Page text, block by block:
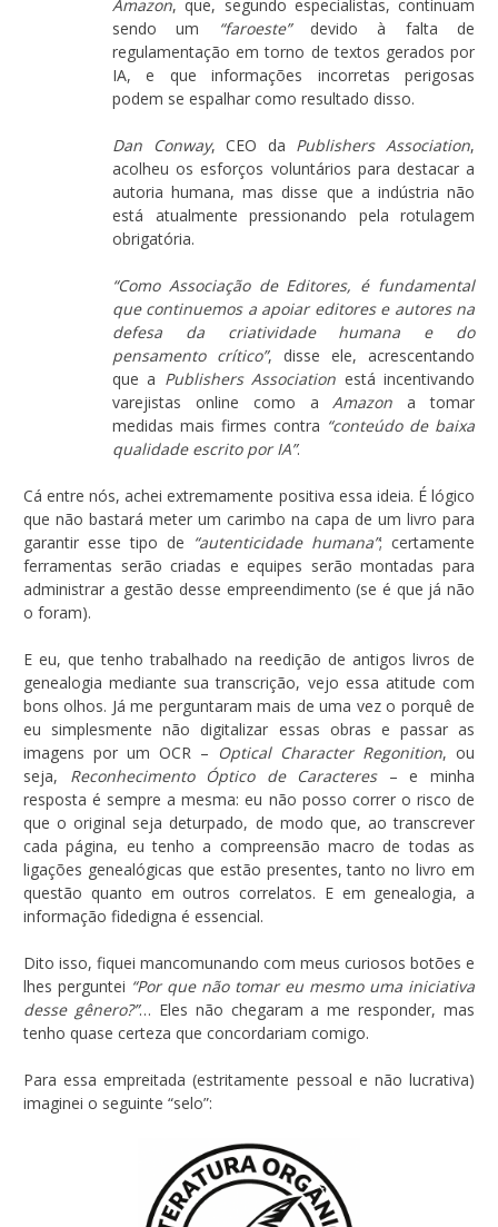
Amazon, que, segundo especialistas, continuam
sendo um
“faroeste”devido à falta de
regulamentação em torno de textos gerados por
IA, e que informações incorretas perigosas
podem se espalhar como resultado disso.
Dan Conway, CEO da Publishers Association,
acolheu os esforços voluntários para destacar a
autoria humana, mas disse que a indústria não
está atualmente pressionando pela rotulagem
obrigatória.
“Como Associação de Editores, é fundamental
que continuemos a apoiar editores e autores na
defesa da criatividade humana e do
pensamento crítico”, disse ele, acrescentando
que a Publishers Association está incentivando
varejistas online como a Amazon a tomar
medidas mais firmes contra “conteúdo de baixa
qualidade escrito por IA”.
Cá entre nós, achei extremamente positiva essa ideia. É lógico
que não bastará meter um carimbo na capa de um livro para
garantir esse tipo de “autenticidade humana”; certamente
ferramentas serão criadas e equipes serão montadas para
administrar a gestão desse empreendimento (se é que já não
o foram).
E eu, que tenho trabalhado na reedição de antigos livros de
genealogia mediante sua transcrição, vejo essa atitude com
bons olhos. Já me perguntaram mais de uma vez o porquê de
eu simplesmente não digitalizar essas obras e passar as
imagens por um OCR – Optical Character Regonition, ou
seja, Reconhecimento Óptico de Caracteres– e minha
resposta é sempre a mesma: eu não posso correr o risco de
que o original seja deturpado, de modo que, ao transcrever
cada página, eu tenho a compreensão macro de todas as
ligações genealógicas que estão presentes, tanto no livro em
questão quanto em outros correlatos. E em genealogia, a
informação fidedigna é essencial.
Dito isso, fiquei mancomunando com meus curiosos botões e
lhes perguntei “Por que não tomar eu mesmo uma iniciativa
desse gênero?”… Eles não chegaram a me responder, mas
tenho quase certeza que concordariam comigo.
Para essa empreitada (estritamente pessoal e não lucrativa)
imaginei o seguinte “selo”: